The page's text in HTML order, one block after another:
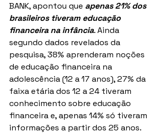
BANK, apontou que apenas 21% dos
brasileiros tiveram educação
financeira na infância. Ainda
segundo dados revelados da
pesquisa, 38% aprenderam noções
de educação financeira na
adolescência (12 a 17 anos), 27% da
faixa etária dos 12 a 24 tiveram
conhecimento sobre educação
financeira e, apenas 14% só tiveram
informações a partir dos 25 anos.